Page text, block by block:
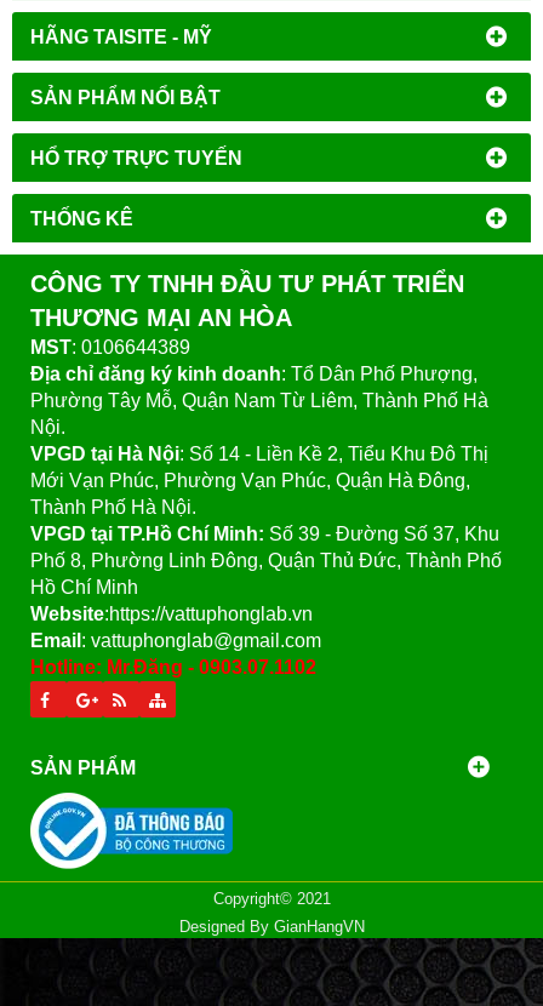
HÃNG TAISITE - MỸ
SẢN PHẨM NỔI BẬT
HỔ TRỢ TRỰC TUYẾN
THỐNG KÊ
CÔNG TY TNHH ĐẦU TƯ PHÁT TRIỂN
THƯƠNG MẠI AN HÒA
MST: 0106644389
Địa chỉ đăng ký kinh doanh: Tổ Dân Phố Phượng,
Phường Tây Mỗ, Quận Nam Từ Liêm, Thành Phố Hà
Nội.
VPGD tại Hà Nội: Số 14 - Liền Kề 2, Tiểu Khu Đô Thị
Mới Vạn Phúc, Phường Vạn Phúc, Quận Hà Đông,
Thành Phố Hà Nội.
VPGD tại TP.Hồ Chí Minh: Số 39 - Đường Số 37, Khu
Phố 8, Phường Linh Đông, Quận Thủ Đức, Thành Phố
Hồ Chí Minh
Website:https://vattuphonglab.vn
Email : vattuphonglab@gmail.com
Hotline: Mr.Đăng - 0903.07.1102
SẢN PHẨM
Copyright© 2021
Designed By GianHangVN